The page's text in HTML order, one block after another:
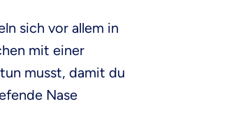
sich vor allem in
mit einer
musst, damit du
Nase